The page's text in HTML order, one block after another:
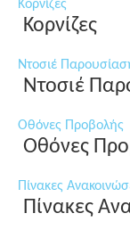
Κορνίζες
Κορνίζες
Ντοσιέ
Ντοσιέ
Οθόνες Προβολής
Οθόνες
Πίνακες
Πίνακες